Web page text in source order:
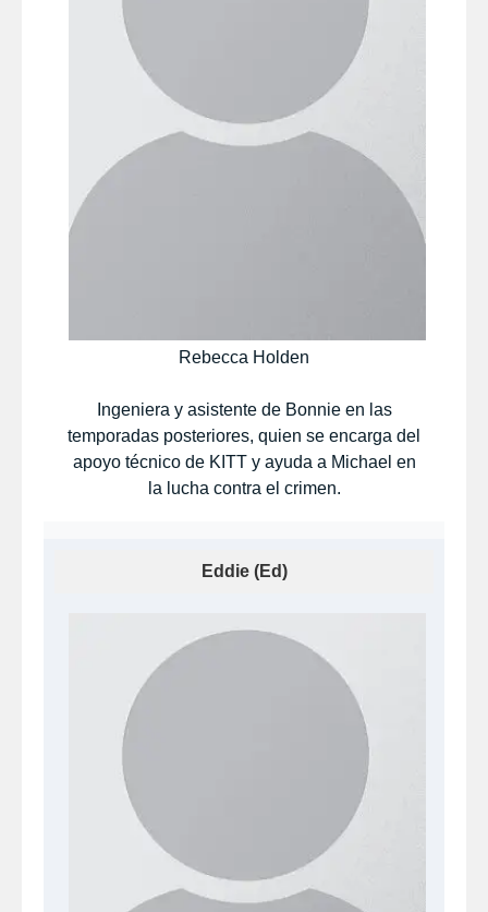
Rebecca Holden
Ingeniera y asistente de Bonnie en las
temporadas posteriores, quien se encarga del
apoyo técnico de KITT y ayuda a Michael en
la lucha contra el crimen.
Eddie (Ed)